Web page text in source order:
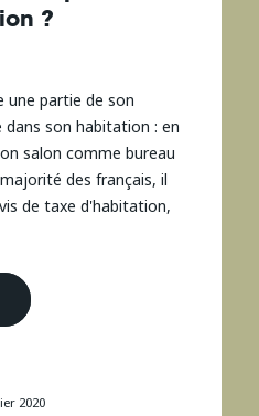
?
une partie de son
son habitation : en
salon comme bureau
des français, il
de taxe d'habitation,
2020